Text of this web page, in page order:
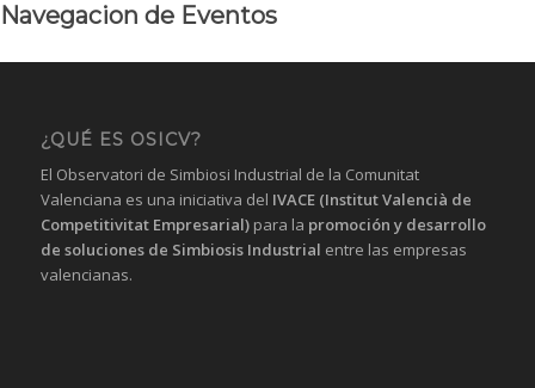
Navegacion de Eventos
¿QUÉ ES OSICV?
El Observatori de Simbiosi Industrial de la Comunitat
Valenciana es una iniciativa del IVACE (Institut Valencià de
Competitivitat Empresarial)para la promoción y desarrollo
de soluciones de Simbiosis Industrial entre las empresas
valencianas.